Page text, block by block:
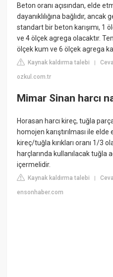
Beton oranı açısından, elde
dayanıklılığına bağlıdır,
standart bir beton karışımı, 1
ve 4 ölçek agrega olacaktır.
ölçek kum ve 6 ölçek agrega
Kaynak kaldırma talebi |
ozkul.com.tr
Mimar Sinan harcı
Horasan harcı kireç, tuğla
homojen karıştırılması ile elde
kireç/tuğla kırıkları oranı 1/3
harçlarında kullanılacak tuğla
içermelidir.
Kaynak kaldırma talebi |
ensonhaber.com